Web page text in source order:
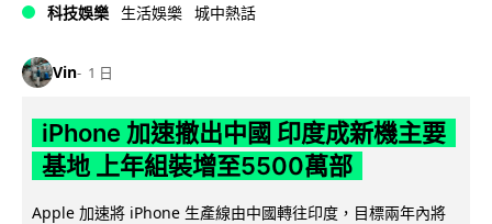
科技娛樂 生活娛樂 城中熱話
Vin 1 日
iPhone 加速撤出中國 印度成新機主要
基地 上年組裝增至5500萬部
Apple 加速將 iPhone 生產線由中國轉往印度，目標兩年內將